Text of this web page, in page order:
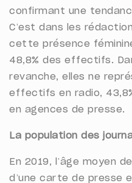
confirmant une
C’est dans les
cette présence
48,8% des effectifs.
revanche, elles ne
effectifs en radio,
en agences de presse.
La population des
En 2019, l’âge moyen
d’une carte de presse